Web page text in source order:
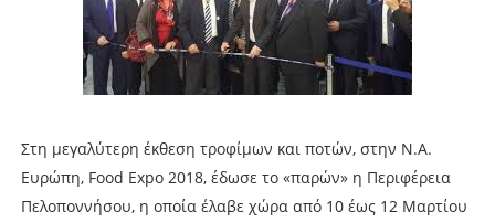
Στη μεγαλύτερη έκθεση τροφίμων και ποτών, στην Ν.Α.
Ευρώπη, Food Expo 2018, έδωσε το «παρών» η Περιφέρεια
Πελοποννήσου, η οποία έλαβε χώρα από 10 έως 12 Μαρτίου